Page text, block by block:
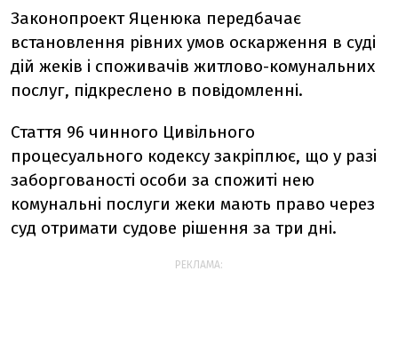
Законопроект Яценюка передбачає
встановлення рiвних умов оскарження в судi
дiй жекiв i споживачiв житлово-комунальних
послуг, підкреслено в повідомленні.
Стаття 96 чинного Цивiльного
процесуального кодексу закрiплює, що у разi
заборгованостi особи за спожитi нею
комунальнi послуги жеки мають право через
суд отримати судове рiшення за три днi.
РЕКЛАМА: